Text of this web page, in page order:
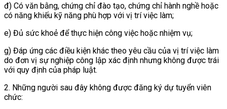
đ) Có văn bằng, chứng chỉ đào tạo, chứng chỉ hành nghề hoặc
có năng khiếu kỹ năng phù hợp với vị trí việc làm;
e) Đủ sức khoẻ để thực hiện công việc hoặc nhiệm vụ;
g) Đáp ứng các điều kiện khác theo yêu cầu của vị trí việc làm
do đơn vị sự nghiệp công lập xác định nhưng không được trái
với quy định của pháp luật.
2. Những người sau đây không được đăng ký dự tuyển viên
chức: